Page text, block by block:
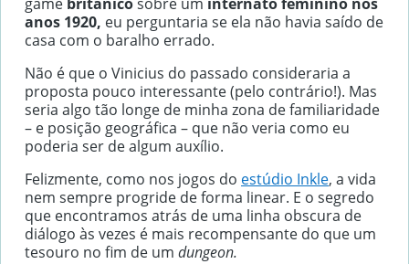
anos 1920, eu perguntaria se ela não havia saído de
casa com o baralho errado.
Não é que o Vinicius do passado consideraria a
proposta pouco interessante (pelo contrário!). Mas
seria algo tão longe de minha zona de familiaridade
– e posição geográfica – que não veria como eu
poderia ser de algum auxílio.
Felizmente, como nos jogos do estúdio Inkle, a vida
nem sempre progride de forma linear. E o segredo
que encontramos atrás de uma linha obscura de
diálogo às vezes é mais recompensante do que um
tesouro no fim de um dungeon.